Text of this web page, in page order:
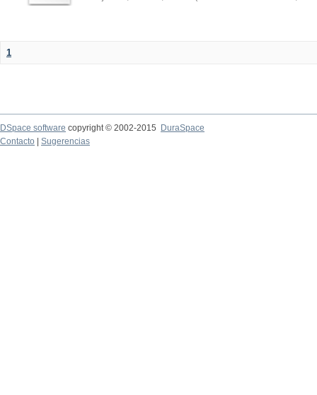
1
DSpace software copyright © 2002-2015
DuraSpace
Contacto
Sugerencias